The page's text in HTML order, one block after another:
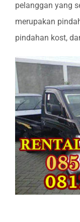
pelanggan yang
merupakan
pindahan kost,